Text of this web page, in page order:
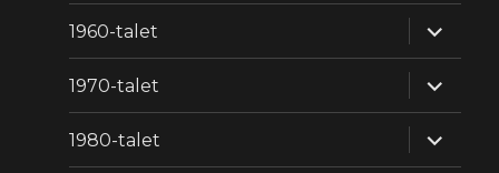
1960-talet
1970-talet
1980-talet